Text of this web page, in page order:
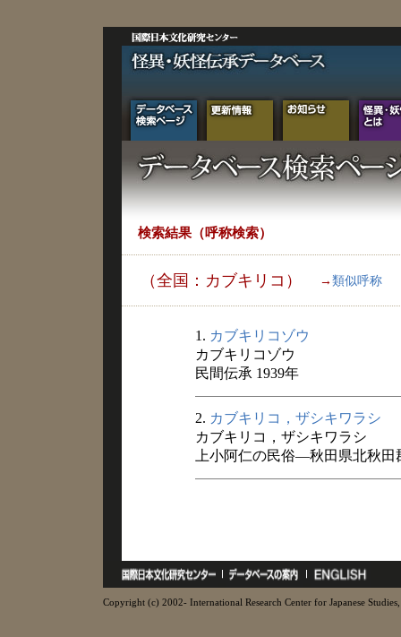
検索結果（呼称検索）
（全国：カブキリコ） → 類似呼称
1. カブキリコゾウ
カブキリコゾウ
民間伝承 1939年
2. カブキリコ，ザシキワラシ
カブキリコ，ザシキワラシ
上小阿仁の民俗―秋田県北秋
Copyright (c) 2002- International Research Center for Japanese